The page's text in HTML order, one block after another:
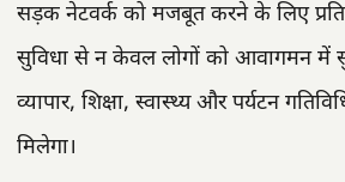
सड़क नेटवर्क को मजबूत करने के लिए
सुविधा से न केवल लोगों को आवागमन में
व्यापार, शिक्षा, स्वास्थ्य और पर्यटन
मिलेगा।